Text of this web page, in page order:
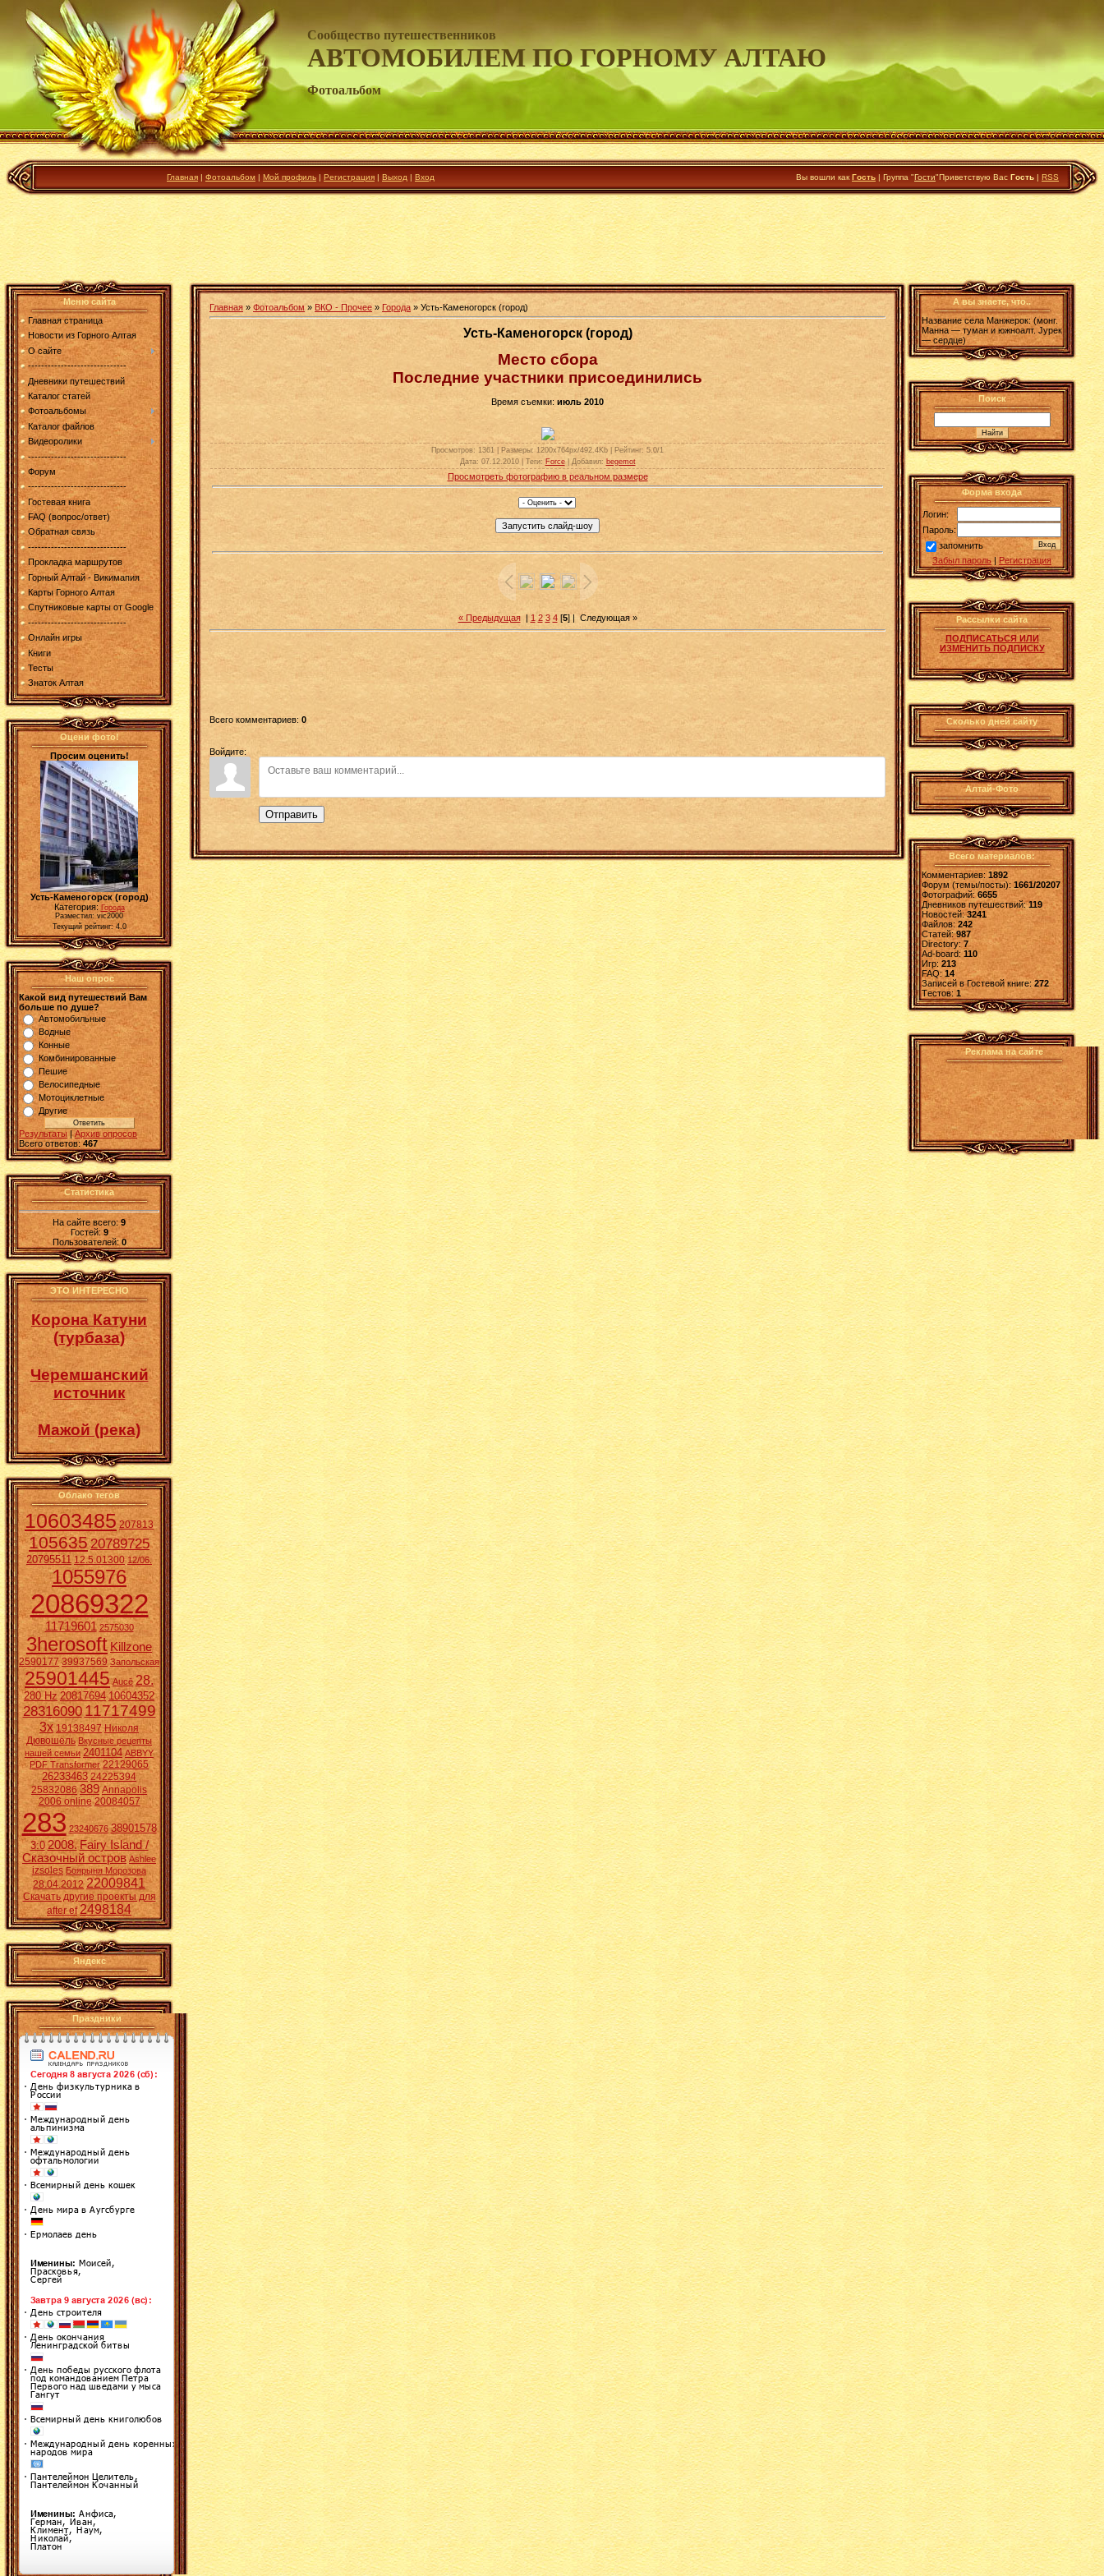
Сообщество путешественников
АВТОМОБИЛЕМ ПО ГОРНОМУ АЛТАЮ
Фотоальбом
Главная | Фотоальбом | Мой профиль | Регистрация | Выход | Вход Вы вошли как Гость | Группа "Гости"Приветствую Вас Гость | RSS
Меню сайта
Главная страница
Новости из Горного Алтая
О сайте
------------------------------
Дневники путешествий
Каталог статей
Фотоальбомы
Каталог файлов
Видеоролики
------------------------------
Форум
------------------------------
Гостевая книга
FAQ (вопрос/ответ)
Обратная связь
------------------------------
Прокладка маршрутов
Горный Алтай - Викимапия
Карты Горного Алтая
Спутниковые карты от Google
------------------------------
Онлайн игры
Книги
Тесты
Знаток Алтая
Оцени фото!
Просим оценить!
Усть-Каменогорск (город)
Категория: Города
Разместил: vic2000
Текущий рейтинг: 4.0
Наш опрос
Какой вид путешествий Вам
больше по душе?
Автомобильные
Водные
Конные
Комбинированные
Пешие
Велосипедные
Мотоциклетные
Другие
Результаты |Архив опросов
Всего ответов: 467
Статистика
На сайте всего:9
Гостей:9
Пользователей: 0
ЭТО ИНТЕРЕСНО
Корона Катуни
(турбаза)
Черемшанский
источник
Мажой (река)
Облако тегов
10603485 207813
10563520789725
20795511 12.5.01300 12/06.
1055976
20869322
11719601 2575030
3herosoft Killzone
2590177 39937569 Запольская
25901445 Aucē 28.
280 Hz 20817694 10604352
2831609011717499
3x 19138497 Николя
Дювошель Вкусные рецепты
нашей семьи 2401104 ABBYY
PDF Transformer 22129065
26233463 24225394
25832086 389 Annapolis
2006 online 20084057
283 23240676 38901578
3:0 2008. Fairy Island /
Сказочный остров Ashlee
izsoles Боярыня Морозова
28.04.2012 22009841
Скачать другие проекты для
after ef 2498184
Яндекс
Праздники
Главная » Фотоальбом» ВКО - Прочее » Города » Усть-Каменогорск (город)
Усть-Каменогорск (город)
Место сбора
Последние участники присоединились
Время съемки: июль 2010
Просмотров: 1361 | Размеры: 1200x764px/492.4Kb | Рейтинг: 5.0/1
Дата: 07.12.2010 | Теги: Force| Добавил: begemot
Просмотреть фотографию в реальном размере
« Предыдущая| 1 2 3 4[5] |Следующая »
Всего комментариев: 0
Войдите:
Отправить
А вы знаете, что..
Название села Манжерок: (монг.
Манна — туман и южноалт. Jурек
— сердце)
Поиск
Форма входа
Логин:
Пароль:
запомнить
Забыл пароль | Регистрация
Рассылки сайта
ПОДПИСАТЬСЯ ИЛИ
ИЗМЕНИТЬ ПОДПИСКУ
Сколько дней сайту
Алтай-Фото
Всего материалов:
Комментариев: 1892
Форум (темы/посты):1661/20207
Фотографий:6655
Дневников путешествий:119
Новостей:3241
Файлов: 242
Статей:987
Directory: 7
Ad-board:110
Игр: 213
FAQ:14
Записей в Гостевой книге:272
Tестов: 1
Реклама на сайте